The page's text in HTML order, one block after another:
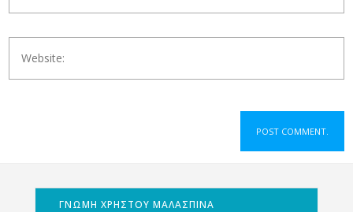
ΓΝΩΜΗ ΧΡΗΣΤΟΥ ΜΑΛΑΣΠΙΝΑ